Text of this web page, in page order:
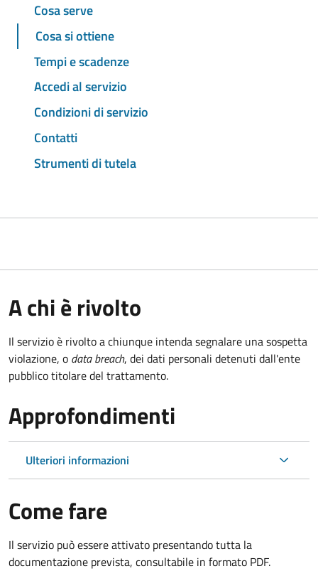
Cosa serve
Cosa si ottiene
Tempi e scadenze
Accedi al servizio
Condizioni di servizio
Contatti
Strumenti di tutela
A chi è rivolto
Il servizio è rivolto a chiunque intenda segnalare una sospetta
violazione, o data breach, dei dati personali detenuti dall'ente
pubblico titolare del trattamento.
Approfondimenti
Ulteriori informazioni
Come fare
Il servizio può essere attivato presentando tutta la
documentazione prevista, consultabile in formato PDF.